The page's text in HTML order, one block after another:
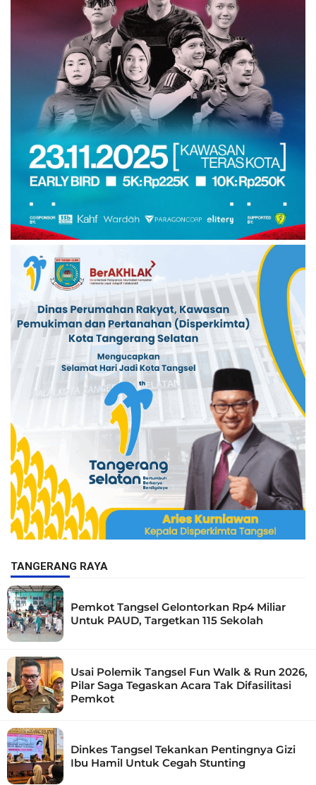
TANGERANG RAYA
Pemkot Tangsel Gelontorkan Rp4 Miliar
Untuk PAUD, Targetkan 115 Sekolah
Usai Polemik Tangsel Fun Walk & Run 2026,
Pilar Saga Tegaskan Acara Tak Difasilitasi
Pemkot
Dinkes Tangsel Tekankan Pentingnya Gizi
Ibu Hamil Untuk Cegah Stunting